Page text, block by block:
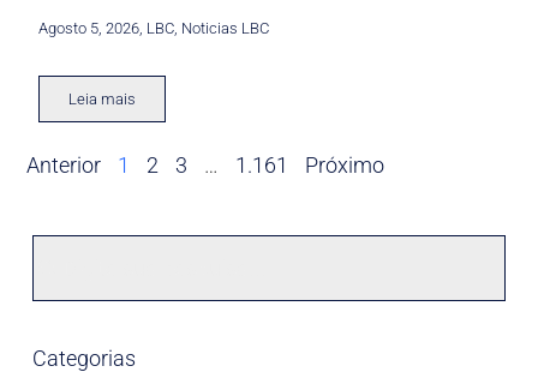
Agosto 5, 2026 LBC Noticias LBC
Leia mais
Anterior 1 2 3 … 1.161 Próximo
Categorias